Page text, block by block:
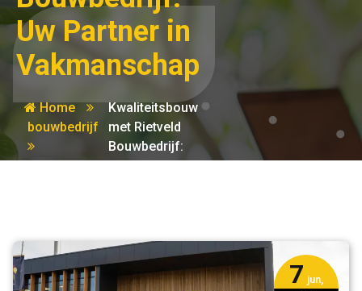
Uw Partner in
Vakmanschap
Home
bouwbedrijf
Kwaliteitsbouw
met Rietveld
Bouwbedrijf:
Uw Partner in
7 jun,